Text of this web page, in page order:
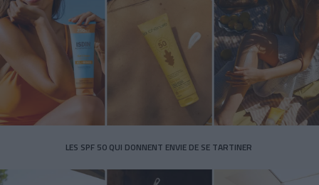
LES SPF 50 QUI DONNENT ENVIE DE SE TARTINER